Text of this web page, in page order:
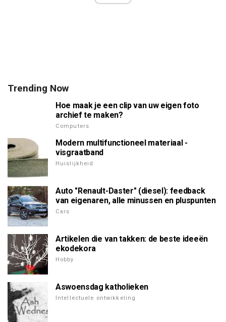
Trending Now
Hoe maak je een clip van uw eigen foto
archief te maken?
Computers
Modern multifunctioneel materiaal -
visgraatband
Huislijkheid
Auto "Renault-Daster" (diesel): feedback
van eigenaren, alle minussen en pluspunten
Cars
Artikelen die van takken: de beste ideeën
ekodekora
Hobby
Aswoensdag katholieken
Intellectuele ontwikkeling